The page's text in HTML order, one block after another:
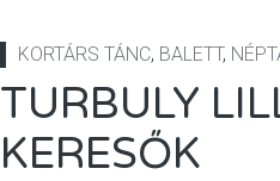
KORTÁRS TÁNC, BALETT,
TURBULY
KERESŐK